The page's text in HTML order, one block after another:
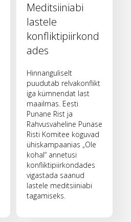
Meditsiiniabi
lastele
konfliktipiirkond
ades
Hinnanguliselt
puudutab relvakonflikt
iga kümnendat last
maailmas. Eesti
Punane Rist ja
Rahvusvaheline Punase
Risti Komitee koguvad
ühiskampaanias „Ole
kohal“ annetusi
konfliktipiirkondades
vigastada saanud
lastele meditsiiniabi
tagamiseks.